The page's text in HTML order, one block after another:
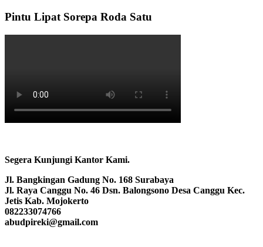
Pintu Lipat Sorepa Roda Satu
Segera Kunjungi Kantor Kami.
Jl. Bangkingan Gadung No. 168 Surabaya
Jl. Raya Canggu No. 46 Dsn. Balongsono Desa Canggu Kec.
Jetis Kab. Mojokerto
082233074766
abudpireki@gmail.com